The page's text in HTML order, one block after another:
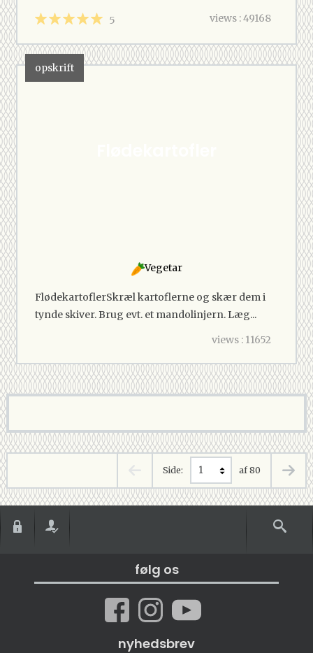
5 views : 49168
opskrift
Vegetar
FlødekartoflerSkræl kartoflerne og skær dem i
tynde skiver. Brug evt. et mandolinjern. Læg...
views : 11652
Side: af 80
følg os
nyhedsbrev